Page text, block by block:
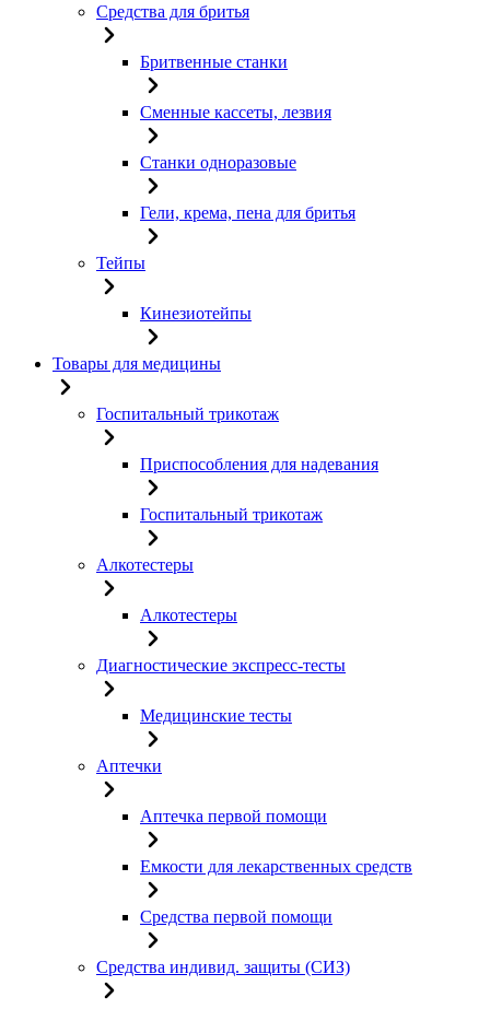
Средства для бритья
Бритвенные станки
Сменные кассеты, лезвия
Станки одноразовые
Гели, крема, пена для бритья
Тейпы
Кинезиотейпы
Товары для медицины
Госпитальный трикотаж
Приспособления для надевания
Госпитальный трикотаж
Алкотестеры
Алкотестеры
Диагностические экспресс-тесты
Медицинские тесты
Аптечки
Аптечка первой помощи
Емкости для лекарственных средств
Средства первой помощи
Средства индивид. защиты (СИЗ)